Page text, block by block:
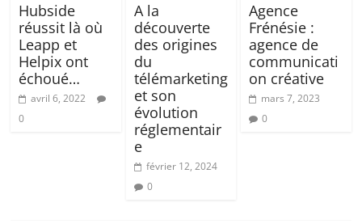
Hubside
réussit là où
Leapp et
Helpix ont
échoué…
avril 6, 2022
0
A la
découverte
des origines
du
télémarketing
et son
évolution
réglementair
e
février 12, 2024
0
Agence
Frénésie :
agence de
communicati
on créative
mars 7, 2023
0